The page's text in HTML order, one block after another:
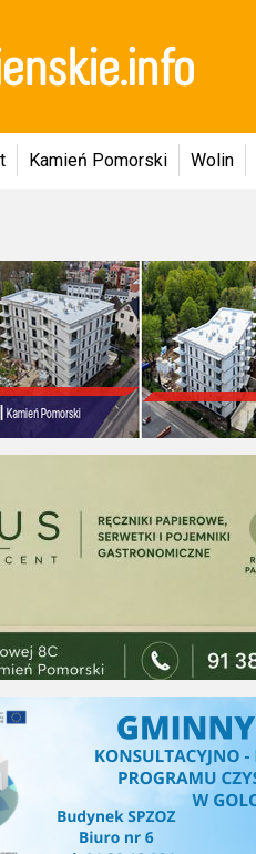
Kamień Pomorski Wolin